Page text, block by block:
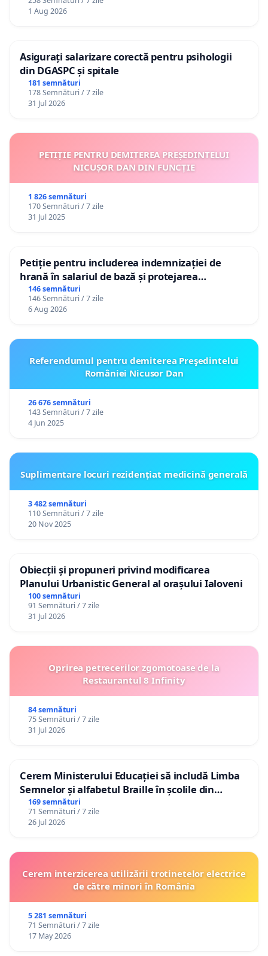
1 Aug 2026
Asigurați salarizare corectă pentru psihologii
din DGASPC și spitale
181 semnături
178 Semnături / 7 zile
31 Jul 2026
PETIȚIE PENTRU DEMITEREA PREȘEDINTELUI
NICUȘOR DAN DIN FUNCȚIE
1 826 semnături
170 Semnături / 7 zile
31 Jul 2025
Petiție pentru includerea indemnizației de
hrană în salariul de bază și protejarea
gradațiilor de vechime pentru asistenții
personali
146 semnături
146 Semnături / 7 zile
6 Aug 2026
Referendumul pentru demiterea Preşedintelui
României Nicusor Dan
26 676 semnături
143 Semnături / 7 zile
4 Jun 2025
Suplimentare locuri rezidențiat medicină generală
3 482 semnături
110 Semnături / 7 zile
20 Nov 2025
Obiecții și propuneri privind modificarea
Planului Urbanistic General al orașului Ialoveni
100 semnături
91 Semnături / 7 zile
31 Jul 2026
Oprirea petrecerilor zgomotoase de la
Restaurantul 8 Infinity
84 semnături
75 Semnături / 7 zile
31 Jul 2026
Cerem Ministerului Educației să includă Limba
Semnelor și alfabetul Braille în școlile din
Republica Moldova!
169 semnături
71 Semnături / 7 zile
26 Jul 2026
Cerem interzicerea utilizării trotinetelor electrice
de către minori în România
5 281 semnături
71 Semnături / 7 zile
17 May 2026